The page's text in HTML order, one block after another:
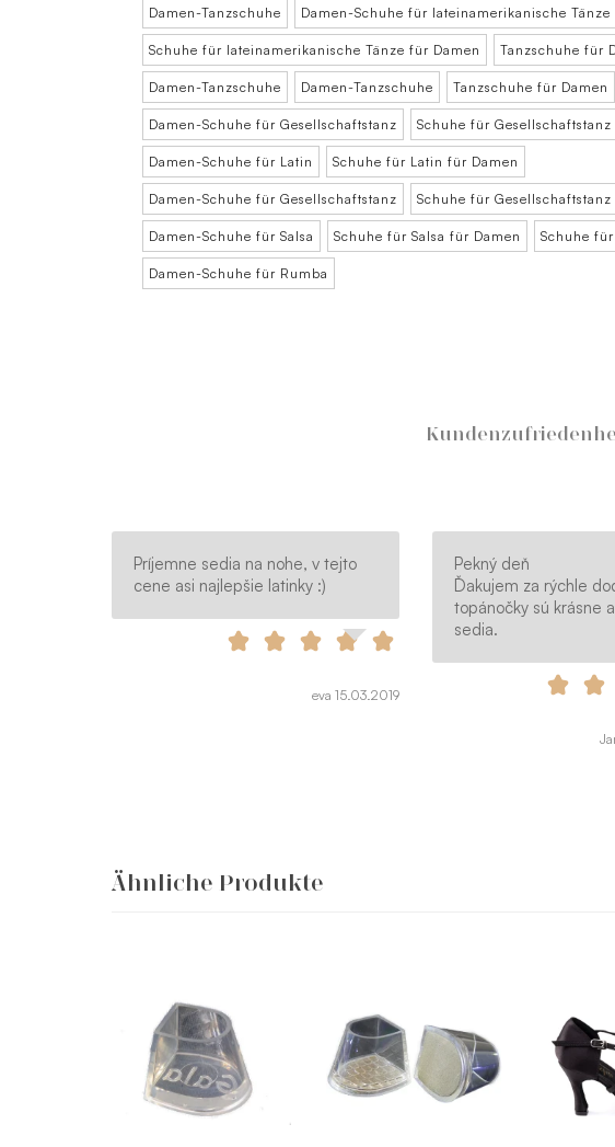
Damen-Tanzschuhe Damen-Schuhe für lateinamerikanische Tänze
Schuhe für lateinamerikanische Tänze für Damen Tanzschuhe für
Damen-Tanzschuhe Damen-Tanzschuhe Tanzschuhe für Damen
Damen-Schuhe für Gesellschaftstanz Schuhe für
Damen-Schuhe für Latin Schuhe für Latin für Damen
Damen-Schuhe für Gesellschaftstanz Schuhe für
Damen-Schuhe für Salsa Schuhe für Salsa für Damen Schuhe
Damen-Schuhe für Rumba
Príjemne sedia na nohe, v tejto
cene asi najlepšie latinky :)
eva 15.03.2019
Pekný deň
Ďakujem za rýchle
topánočky sú krásne
sedia.
Ähnliche Produkte